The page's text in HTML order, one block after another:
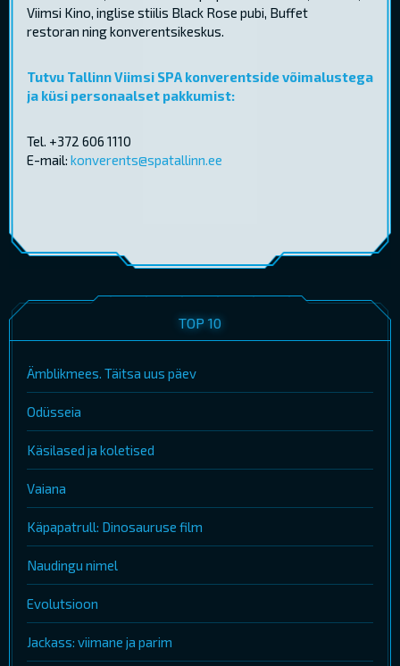
Viimsi Kino, inglise stiilis Black Rose pubi, Buffet
restoran ning konverentsikeskus.
Tutvu Tallinn Viimsi SPA konverentside võimalustega
ja küsi personaalset pakkumist:
Tel. +372 606 1110
E-mail: konverents@spatallinn.ee
TOP 10
Ämblikmees. Täitsa uus päev
Odüsseia
Käsilased ja koletised
Vaiana
Käpapatrull: Dinosauruse film
Naudingu nimel
Evolutsioon
Jackass: viimane ja parim